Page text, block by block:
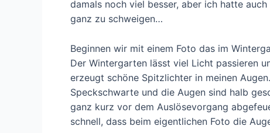
damals noch viel besser, aber ich hatte
ganz zu schweigen…
Beginnen wir mit einem Foto das im
Der Wintergarten lässt viel Licht passieren
erzeugt schöne Spitzlichter in meinen
Speckschwarte und die Augen sind halb
ganz kurz vor dem Auslösevorgang
schnell, dass beim eigentlichen Foto die